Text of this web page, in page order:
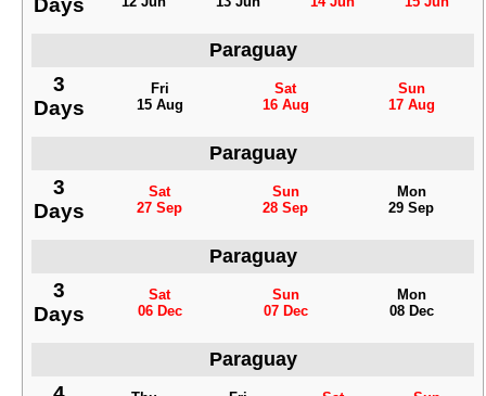
Days
Paraguay
3
Days
Fri
15 Aug
Sat
16 Aug
Sun
17 Aug
Paraguay
3
Days
Sat
27 Sep
Sun
28 Sep
Mon
29 Sep
Paraguay
3
Days
Sat
06 Dec
Sun
07 Dec
Mon
08 Dec
Paraguay